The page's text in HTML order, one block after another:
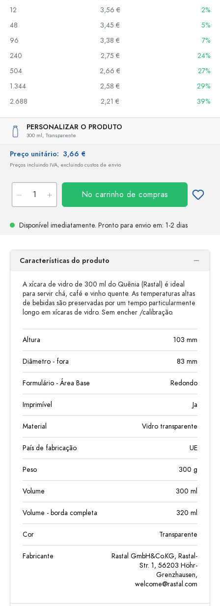
12
3,56 €
2%
48
3,45 €
5%
96
3,38 €
7%
240
2,75 €
24%
504
2,66 €
27%
1.344
2,58 €
29%
2.688
2,21 € 39%
PERSONALIZAR O PRODUTO
300 ml, Transparente
Preço unitário: 3,66 €
Preços incluindo IVA, excluindo custos de envio
No carrinho de compras
Disponível imediatamente. Pronto para envio em: 1-2 dias
Características do produto
A xícara de vidro de 300 ml do Quênia (Rastal) é ideal
para servir chá, café e vinho quente. As temperaturas altas
de bebidas são preservadas por um tempo particularmente
longo em xícaras de vidro. Sem encher /calibração.
Altura 103 mm
Diâmetro - fora 83 mm
Formulário - Área Base Redondo
Imprimível Ja
Material Vidro transparente
País de fabricação UE
Peso 300 g
Volume 300 ml
Volume - borda completa 320 ml
Cor Transparente
Fabricante
Rastal GmbH&Co.KG, Rastal-
Str. 1, 56203 Höhr-
Grenzhausen,
welcome@rastal.com